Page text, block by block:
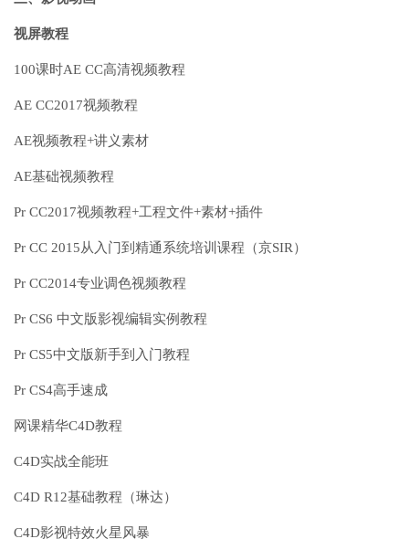
视屏教程
100课时AE CC高清视频教程
AE CC2017视频教程
AE视频教程+讲义素材
AE基础视频教程
Pr CC2017视频教程+工程文件+素材+插件
Pr CC 2015从入门到精通系统培训课程（京SIR）
Pr CC2014专业调色视频教程
Pr CS6 中文版影视编辑实例教程
Pr CS5中文版新手到入门教程
Pr CS4高手速成
网课精华C4D教程
C4D实战全能班
C4D R12基础教程（琳达）
C4D影视特效火星风暴